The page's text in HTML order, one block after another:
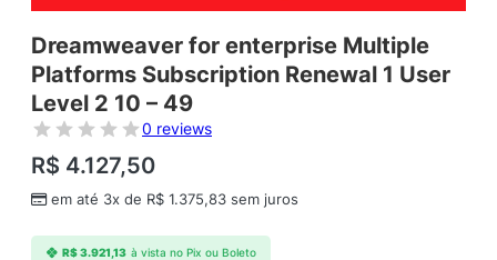
Dreamweaver for enterprise Multiple
Platforms Subscription Renewal 1 User
Level 2 10 – 49
0 reviews
R$ 4.127,50
em até 3x de R$ 1.375,83 sem juros
R$3.921,13 à vista no Pix ou Boleto